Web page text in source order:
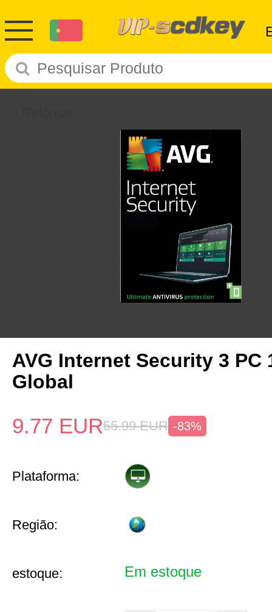
AVG Internet Security 3 PC
Global
9.77 EUR55.99 EUR -83%
Plataforma:
Região:
estoque: Em estoque